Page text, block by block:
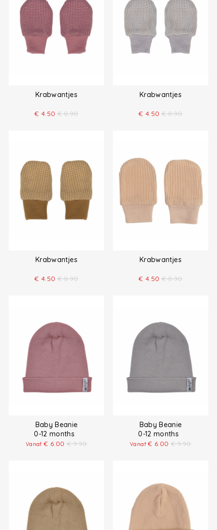
Krabwantjes
€ 4.50 € 8.90
Krabwantjes
€ 4.50 € 8.90
Krabwantjes
€ 4.50 € 8.90
Krabwantjes
€ 4.50 € 8.90
Baby Beanie
0-12 months
Vanaf€ 6.00 € 9.90
Baby Beanie
0-12 months
Vanaf€ 6.00 € 9.90